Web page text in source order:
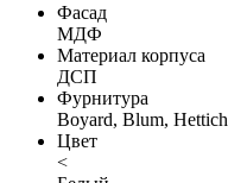
Фасад
МДФ
Материал корпуса
ДСП
Фурнитура
Boyard, Blum, Hettich
Цвет
<